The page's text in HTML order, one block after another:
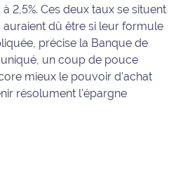
2,5%. Ces deux taux se situent
dû être si leur formule
précise la Banque de
un coup de pouce
mieux le pouvoir d'achat
résolument l'épargne